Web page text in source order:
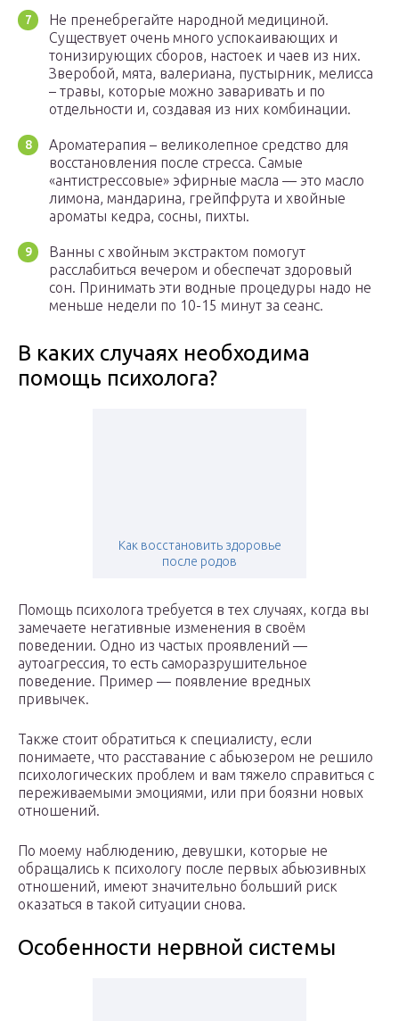
Не пренебрегайте народной медициной.
Существует очень много успокаивающих и
тонизирующих сборов, настоек и чаев из них.
Зверобой, мята, валериана, пустырник, мелисса
– травы, которые можно заваривать и по
отдельности и, создавая из них комбинации.
Ароматерапия – великолепное средство для
восстановления после стресса. Самые
«антистрессовые» эфирные масла — это масло
лимона, мандарина, грейпфрута и хвойные
ароматы кедра, сосны, пихты.
Ванны с хвойным экстрактом помогут
расслабиться вечером и обеспечат здоровый
сон. Принимать эти водные процедуры надо не
меньше недели по 10-15 минут за сеанс.
В каких случаях необходима
помощь психолога?
Как восстановить здоровье
после родов
Помощь психолога требуется в тех случаях, когда вы
замечаете негативные изменения в своём
поведении. Одно из частых проявлений —
аутоагрессия, то есть саморазрушительное
поведение. Пример — появление вредных
привычек.
Также стоит обратиться к специалисту, если
понимаете, что расставание с абьюзером не решило
психологических проблем и вам тяжело справиться с
переживаемыми эмоциями, или при боязни новых
отношений.
По моему наблюдению, девушки, которые не
обращались к психологу после первых абьюзивных
отношений, имеют значительно больший риск
оказаться в такой ситуации снова.
Особенности нервной системы